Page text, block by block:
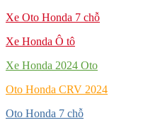
Xe Oto Honda 7 chỗ
Xe Honda Ô tô
Xe Honda 2024 Oto
Oto Honda CRV 2024
Oto Honda 7 chỗ